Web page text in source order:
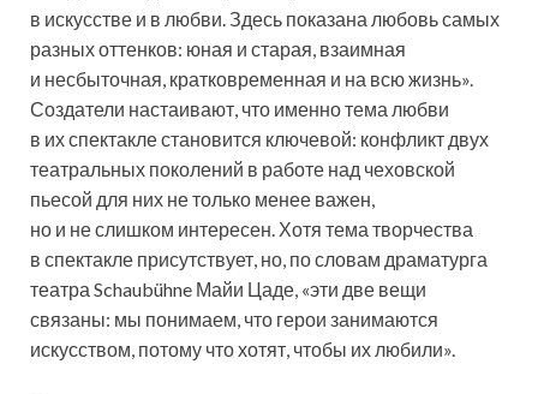
в искусстве и в любви. Здесь показана любовь самых
разных оттенков: юная и старая, взаимная
и несбыточная, кратковременная и на всю жизнь».
Создатели настаивают, что именно тема любви
в их спектакле становится ключевой: конфликт двух
театральных поколений в работе над чеховской
пьесой для них не только менее важен,
но и не слишком интересен. Хотя тема творчества
в спектакле присутствует, но, по словам драматурга
театра Schaubühne Майи Цаде, «эти две вещи
связаны: мы понимаем, что герои занимаются
искусством, потому что хотят, чтобы их любили».